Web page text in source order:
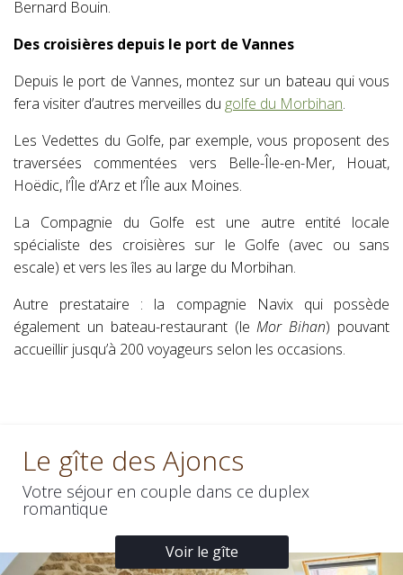
Bernard Bouin.
Des croisières depuis le port de Vannes
Depuis le port de Vannes, montez sur un bateau qui vous
fera visiter d’autres merveilles du golfe du Morbihan.
Les Vedettes du Golfe, par exemple, vous proposent des
traversées commentées vers Belle-Île-en-Mer, Houat,
Hoëdic, l’Île d’Arz et l’Île aux Moines.
La Compagnie du Golfe est une autre entité locale
spécialiste des croisières sur le Golfe (avec ou sans
escale) et vers les îles au large du Morbihan.
Autre prestataire : la compagnie Navix qui possède
également un bateau-restaurant (leMor Bihan) pouvant
accueillir jusqu’à 200 voyageurs selon les occasions.
Le gîte des Ajoncs
Votre séjour en couple dans ce duplex
romantique
Voir le gîte